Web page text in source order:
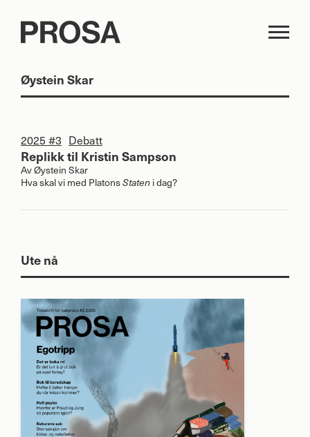
Øystein Skar
2025 #3 Debatt
Replikk til Kristin Sampson
AvØystein Skar
Hva skal vi med PlatonsStaten i dag?
Ute nå